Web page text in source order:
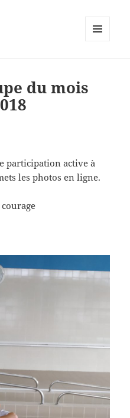
du mois
participation active à
les photos en ligne.